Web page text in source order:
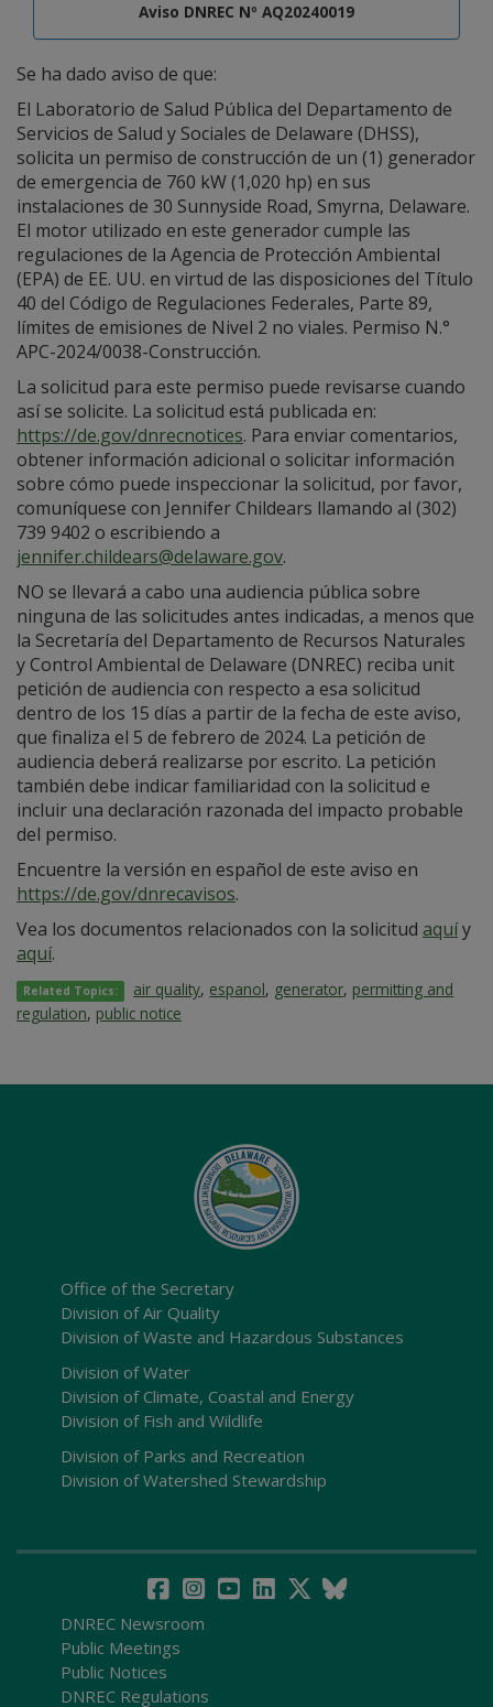
Aviso DNREC Nº AQ20240019
Se ha dado aviso de que:
El Laboratorio de Salud Pública del Departamento de
Servicios de Salud y Sociales de Delaware (DHSS),
solicita un permiso de construcción de un (1) generador
de emergencia de 760 kW (1,020 hp) en sus
instalaciones de 30 Sunnyside Road, Smyrna, Delaware.
El motor utilizado en este generador cumple las
regulaciones de la Agencia de Protección Ambiental
(EPA) de EE. UU. en virtud de las disposiciones del Título
40 del Código de Regulaciones Federales, Parte 89,
límites de emisiones de Nivel 2 no viales. Permiso N.°
APC-2024/0038-Construcción.
La solicitud para este permiso puede revisarse cuando
así se solicite. La solicitud está publicada en:
https://de.gov/dnrecnotices. Para enviar comentarios,
obtener información adicional o solicitar información
sobre cómo puede inspeccionar la solicitud, por favor,
comuníquese con Jennifer Childears llamando al (302)
739 9402 o escribiendo a
jennifer.childears@delaware.gov.
NO se llevará a cabo una audiencia pública sobre
ninguna de las solicitudes antes indicadas, a menos que
la Secretaría del Departamento de Recursos Naturales
y Control Ambiental de Delaware (DNREC) reciba unit
petición de audiencia con respecto a esa solicitud
dentro de los 15 días a partir de la fecha de este aviso,
que finaliza el 5 de febrero de 2024. La petición de
audiencia deberá realizarse por escrito. La petición
también debe indicar familiaridad con la solicitud e
incluir una declaración razonada del impacto probable
del permiso.
Encuentre la versión en español de este aviso en
https://de.gov/dnrecavisos.
Vea los documentos relacionados con la solicitud aquíy
aquí.
Related Topics: air quality, espanol, generator, permitting and
regulation, public notice
Office of the Secretary
Division of Air Quality
Division of Waste and Hazardous Substances
Division of Water
Division of Climate, Coastal and Energy
Division of Fish and Wildlife
Division of Parks and Recreation
Division of Watershed Stewardship
DNREC Newsroom
Public Meetings
Public Notices
DNREC Regulations